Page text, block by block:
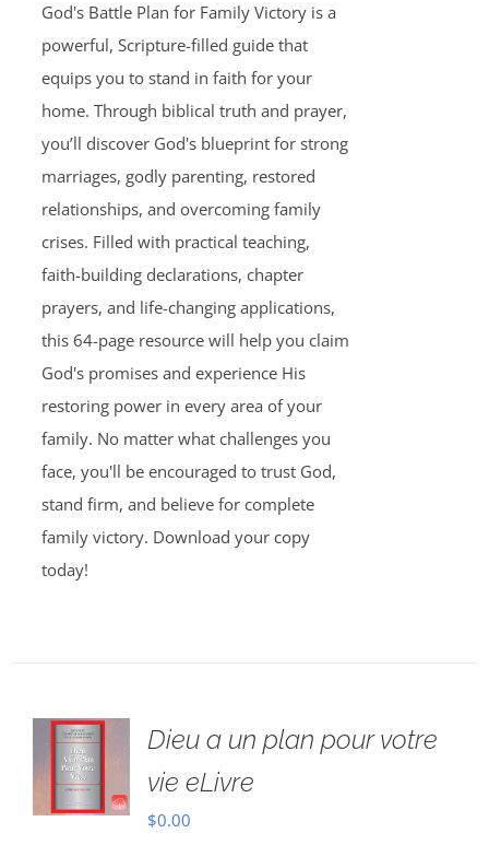
God's Battle Plan for Family Victory is a
powerful, Scripture-filled guide that
equips you to stand in faith for your
home. Through biblical truth and prayer,
you’ll discover God's blueprint for strong
marriages, godly parenting, restored
relationships, and overcoming family
crises. Filled with practical teaching,
faith-building declarations, chapter
prayers, and life-changing applications,
this 64-page resource will help you claim
God's promises and experience His
restoring power in every area of your
family. No matter what challenges you
face, you'll be encouraged to trust God,
stand firm, and believe for complete
family victory. Download your copy
today!
Dieu a un plan pour votre
vie eLivre
$0.00